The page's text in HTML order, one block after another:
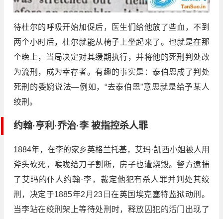
待杜尔的呼吸开始加促后，医生们给他放了些血，不到
两个小时后，杜尔就能从椅子上坐起来了。也就是在那
个晚上，当局决定对其缓期执行，并将他的死刑判处改
为流刑，成为幸存者。有趣的事实是：泰伯恩成了判处
死刑的委婉说法—例如，“去泰伯恩”意思就是给予某人
绞刑。
约翰·亨利·乔治·李 被指控杀人罪
1884年，在李的家乡英格兰托基，艾玛·凯西小姐被人用
斧头砍死，喉咙给刀子割断，房子也遭烧毁。警方逮捕
了艾玛的仆人约翰·李，裁定他犯有杀人罪并判处其绞
刑，决定于1885年2月23日在英国埃克塞特监狱动刑。
当李站在绞刑架上等待处刑时，释放囚犯的活门出现了